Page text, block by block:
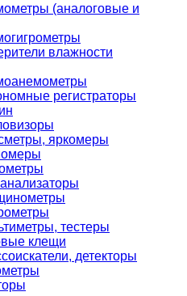
(аналоговые и
влажности
регистраторы
яркомеры
тестеры
клещи
детекторы